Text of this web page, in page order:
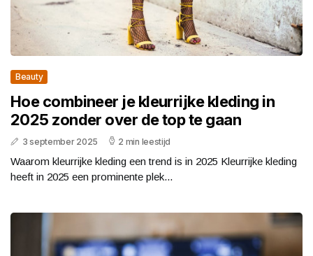
Beauty
Hoe combineer je kleurrijke kleding in
2025 zonder over de top te gaan
3 september 2025 2 min leestijd
Waarom kleurrijke kleding een trend is in 2025 Kleurrijke kleding
heeft in 2025 een prominente plek...